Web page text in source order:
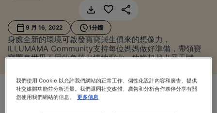
9 月 16, 2022 1分鐘
身處全新的環境可啟發寶寶與生俱來的想像力，
ILLUMAMA Community支持每位媽媽做好準備，帶領寶
寶置身世界不同的角落盡情地探索，放膽超越盡展天賦。
我們使用 Cookie 以允許我們網站的正常工作、個性化設計內容和廣告、提供
社交媒體功能並分析流量。我們還同社交媒體、廣告和分析合作夥伴分享有關
您使用我們網站的信息。
更多信息